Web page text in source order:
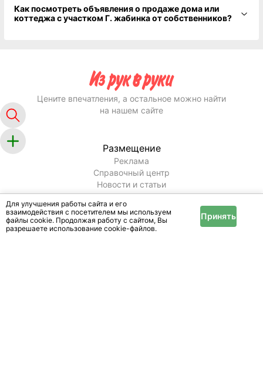
Как посмотреть объявления о продаже дома или
коттеджа с участком Г. жабинка от собственников?
Для улучшения работы сайта и его
взаимодействия с посетителем мы используем
файлы cookie. Продолжая работу с сайтом, Вы
разрешаете использование cookie-файлов.
Принять
Цените впечатления, а остальное можно найти
на нашем сайте
Размещение
Реклама
Справочный центр
Новости и статьи
Информация
Условия и правила
Публичный договор